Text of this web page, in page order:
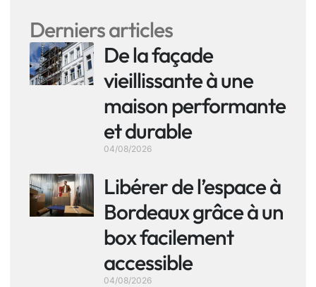
Derniers articles
De la façade
vieillissante à une
maison performante
et durable
04/08/2026
Libérer de l’espace à
Bordeaux grâce à un
box facilement
accessible
04/08/2026